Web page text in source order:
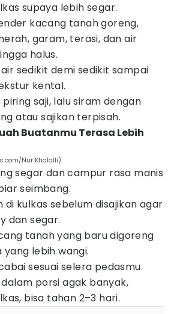
supaya lebih segar.
kacang tanah goreng,
garam, terasi, dan air
halus.
sedikit demi sedikit sampai
kental.
saji, lalu siram dengan
atau sajikan terpisah.
Buatanmu Terasa Lebih
Nur Khalalli)
segar dan campur rasa manis
seimbang.
di kulkas sebelum disajikan agar
dan segar.
tanah yang baru digoreng
lebih wangi.
sesuai selera pedasmu.
porsi agak banyak,
bisa tahan 2–3 hari.